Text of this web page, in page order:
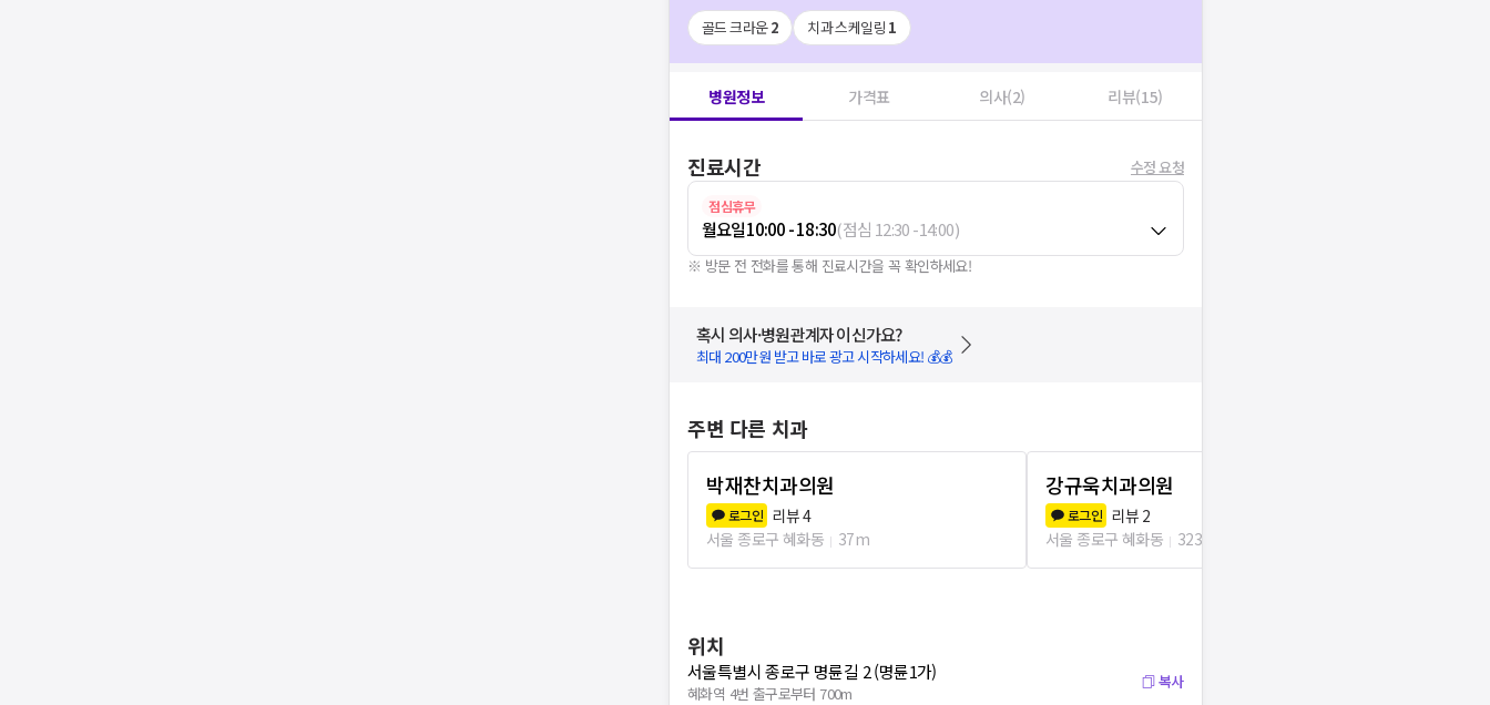
골드 크라운2 치과 스케일링 1
병원정보 가격표 의사(2) 리뷰(15)
진료시간 수정 요청
점심휴무
월요일10:00 - 18:30(점심 12:30-14:00)
※ 방문 전 전화를 통해 진료시간을 꼭 확인하세요!
혹시 의사·병원관계자 이신가요?
최대 200만원 받고 바로 광고 시작하세요! 💰💰
주변 다른 치과
박재찬치과의원
로그인 리뷰4
서울 종로구 혜화동
37m
강규욱치과의원
로그인 리뷰 2
서울 종로구 혜화동
323m
위치
서울특별시 종로구 명륜길 2 (명륜1가)
혜화역 4번 출구로부터 700m
복사